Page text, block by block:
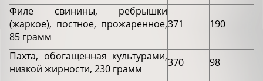
Филе свинины, ребрышки
(жаркое), постное, прожаренное,
85 грамм
371 190
Пахта, обогащенная культурами,
низкой жирности, 230 грамм
370
98